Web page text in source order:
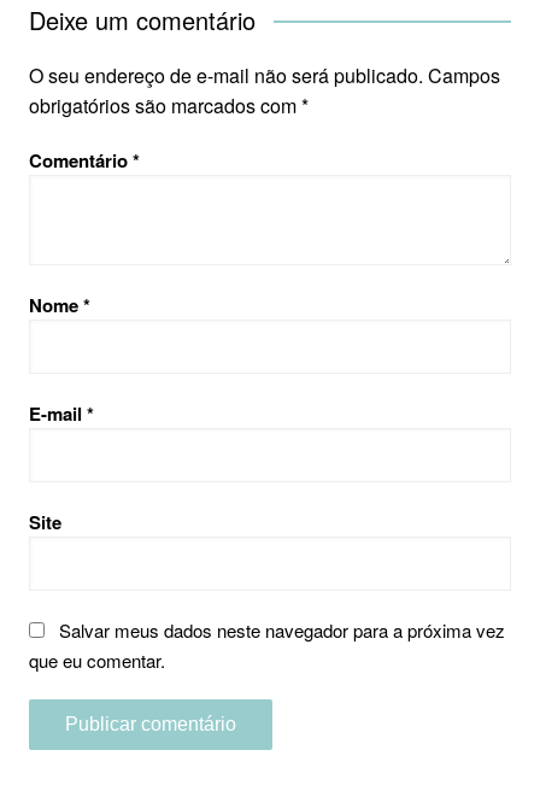
Deixe um comentário
O seu endereço de e-mail não será publicado. Campos
obrigatórios são marcados com*
Comentário*
Nome*
E-mail *
Site
Salvar meus dados neste navegador para a próxima vez
que eu comentar.